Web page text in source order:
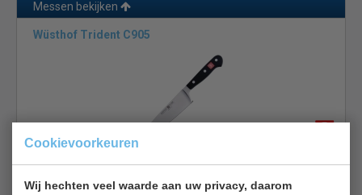
Cookievoorkeuren
Wij hechten veel waarde aan uw privacy, daarom
Messen bekijken
Wüsthof Trident C905
Koksmes
Lengte 15 cm